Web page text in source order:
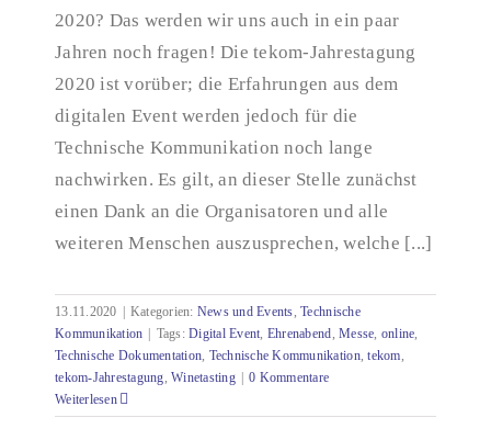
2020? Das werden wir uns auch in ein paar
Jahren noch fragen! Die tekom-Jahrestagung
2020 ist vorüber; die Erfahrungen aus dem
digitalen Event werden jedoch für die
Technische Kommunikation noch lange
nachwirken. Es gilt, an dieser Stelle zunächst
einen Dank an die Organisatoren und alle
weiteren Menschen auszusprechen, welche [...]
13.11.2020 Kategorien: News und Events,Technische
Kommunikation
Tags:Digital Event, Ehrenabend,Messe, online,
Technische Dokumentation, Technische Kommunikation,tekom,
tekom-Jahrestagung,Winetasting
0 Kommentare
Weiterlesen